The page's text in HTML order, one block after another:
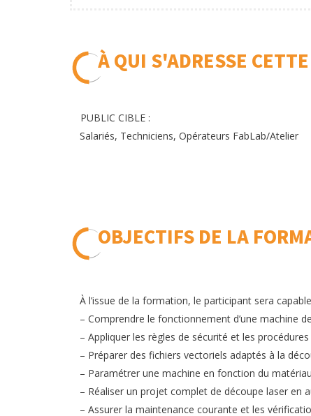
À QUI S'ADRESSE
PUBLIC CIBLE :
Salariés, Techniciens, Opérateurs FabLab/Atelier
OBJECTIFS DE LA
À l’issue de la formation, le participant sera
– Comprendre le fonctionnement d’une machine
– Appliquer les règles de sécurité et les procédures
– Préparer des fichiers vectoriels adaptés à la
– Paramétrer une machine en fonction du
– Réaliser un projet complet de découpe laser en
– Assurer la maintenance courante et les